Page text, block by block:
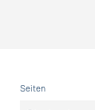
Fusszeile
Seiten